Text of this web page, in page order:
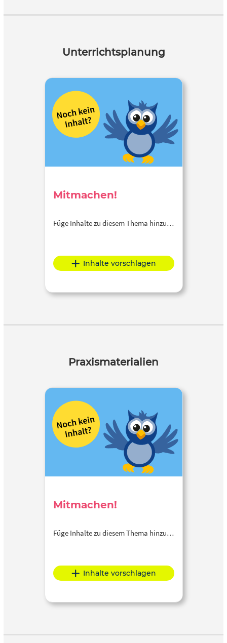
Unterrichtsplanung
Mitmachen!
Füge Inhalte zu diesem Thema hinzu…
Inhalte vorschlagen
Praxismaterialien
Mitmachen!
Füge Inhalte zu diesem Thema hinzu…
Inhalte vorschlagen